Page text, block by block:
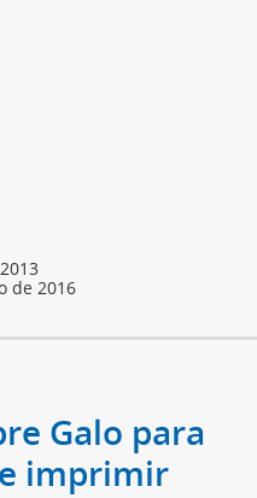
de 2016
Galo para
imprimir